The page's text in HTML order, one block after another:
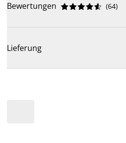
Bewertungen 




 (64)
Lieferung